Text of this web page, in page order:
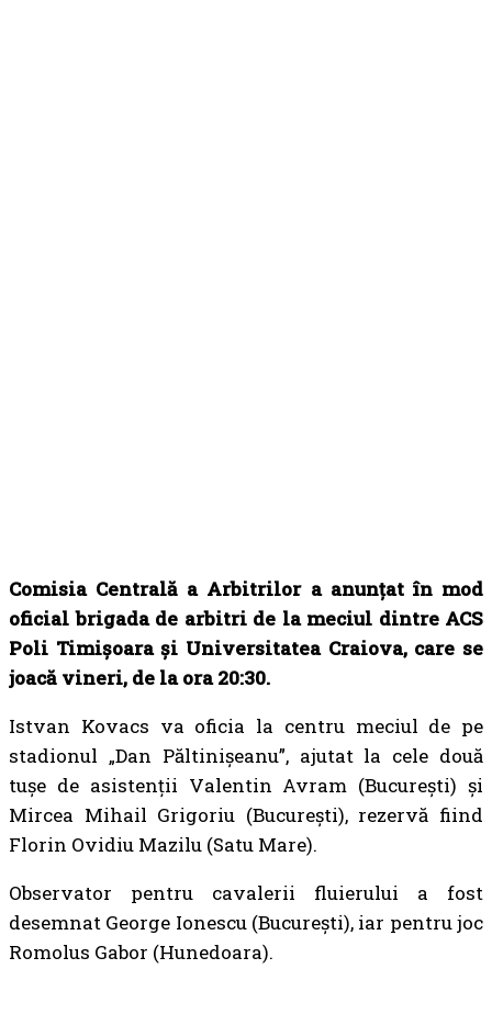
Comisia Centrală a Arbitrilor a anunțat în mod
oficial brigada de arbitri de la meciul dintre ACS
Poli Timișoara și Universitatea Craiova, care se
joacă vineri, de la ora 20:30.
Istvan Kovacs va oficia la centru meciul de pe
stadionul „Dan Păltinișeanu”, ajutat la cele două
tușe de asistenții Valentin Avram (Bucureşti) și
Mircea Mihail Grigoriu (Bucureşti), rezervă fiind
Florin Ovidiu Mazilu (Satu Mare).
Observator pentru cavalerii fluierului a fost
desemnat George Ionescu (Bucureşti), iar pentru joc
Romolus Gabor (Hunedoara).